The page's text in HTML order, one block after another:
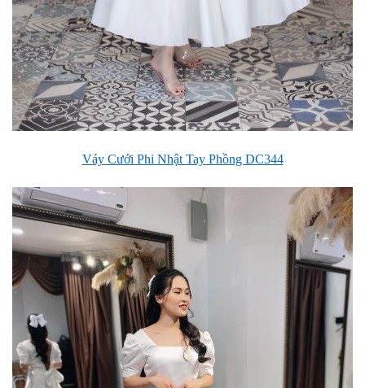
Váy Cưới Phi Nhật Tay Phồng DC344